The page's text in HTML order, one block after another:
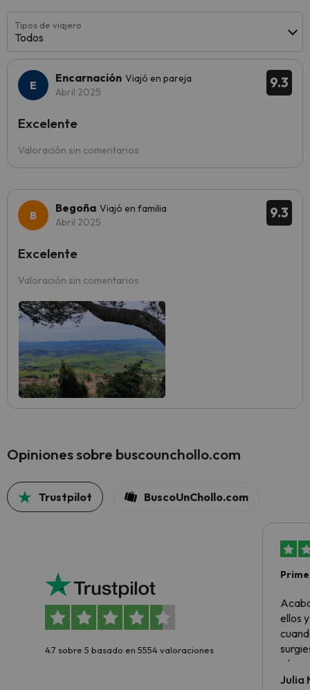
Tipos de viajero
Todos
9.3
Encarnación Viajó en pareja
Abril 2025
Valoración sin comentarios
Excelente
9.3
Begoña Viajó en familia
Abril 2025
Valoración sin comentarios
Excelente
Opiniones sobre buscounchollo.com
Trustpilot BuscoUnChollo.com
4.7 sobre 5 basado en 5554 valoraciones
ellos
todo
Julia